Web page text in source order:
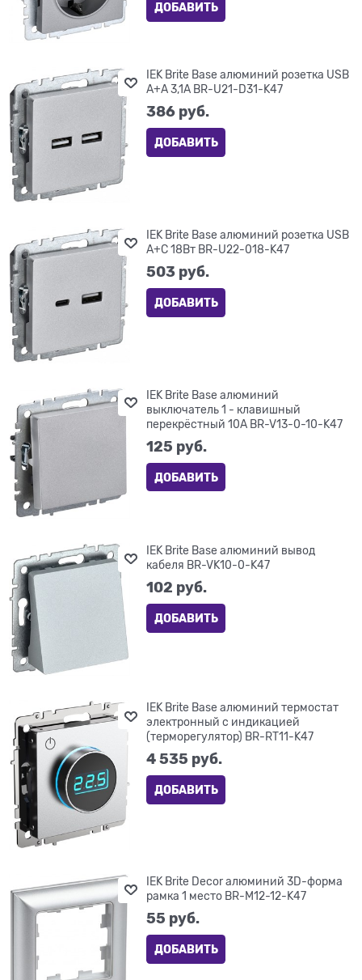
ДОБАВИТЬ
IEK Brite Base алюминий розетка USB
A+A 3,1А BR-U21-D31-K47
386 руб.
ДОБАВИТЬ
IEK Brite Base алюминий розетка USB
A+C 18Вт BR-U22-018-K47
503 руб.
ДОБАВИТЬ
IEK Brite Base алюминий
выключатель 1 - клавишный
перекрёстный 10А BR-V13-0-10-K47
125 руб.
ДОБАВИТЬ
IEK Brite Base алюминий вывод
кабеля BR-VK10-0-K47
102 руб.
ДОБАВИТЬ
IEK Brite Base алюминий термостат
электронный с индикацией
(терморегулятор) BR-RT11-K47
4 535 руб.
ДОБАВИТЬ
IEK Brite Decor алюминий 3D-форма
рамка 1 место BR-M12-12-K47
55 руб.
ДОБАВИТЬ